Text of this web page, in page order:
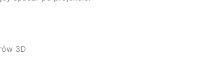
3D